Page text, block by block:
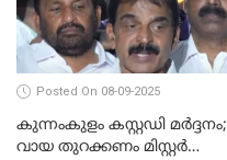
Posted On 08-09-2025
കുന്നംകുളം കസ്റ്റഡി മര്‍ദ്ദനം;
വായ തുറക്കണം മിസ്റ്റര്‍